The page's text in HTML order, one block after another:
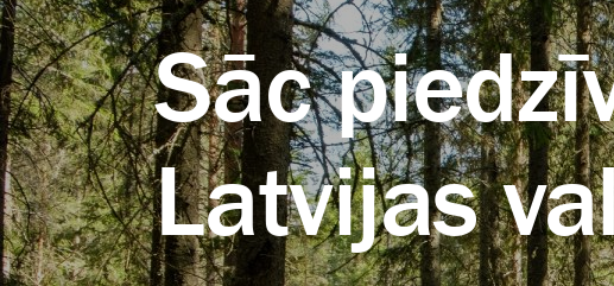
Sāc
Latvijas